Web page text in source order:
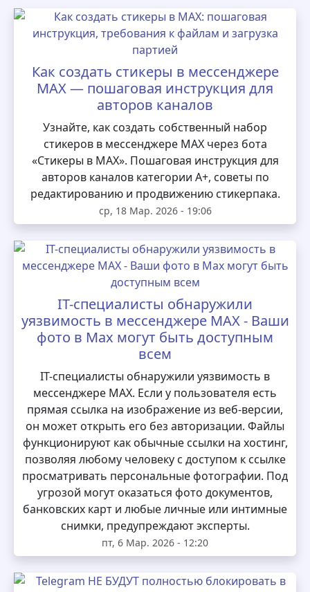
Как создать стикеры в мессенджере
MAX — пошаговая инструкция для
авторов каналов
Узнайте, как создать собственный набор
стикеров в мессенджере MAX через бота
«Стикеры в MAX». Пошаговая инструкция для
авторов каналов категории А+, советы по
редактированию и продвижению стикерпака.
ср, 18 Мар. 2026 - 19:06
IT-специалисты обнаружили
уязвимость в мессенджере MAX - Ваши
фото в Max могут быть доступным
всем
IT-специалисты обнаружили уязвимость в
мессенджере MAX. Если у пользователя есть
прямая ссылка на изображение из веб-версии,
он может открыть его без авторизации. Файлы
функционируют как обычные ссылки на хостинг,
позволяя любому человеку с доступом к ссылке
просматривать персональные фотографии. Под
угрозой могут оказаться фото документов,
банковских карт и любые личные или интимные
снимки, предупреждают эксперты.
пт, 6 Мар. 2026 - 12:20